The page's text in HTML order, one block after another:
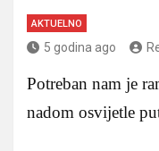
AKTUELNO
5 godina ago
Potreban nam je
nadom osvijetle